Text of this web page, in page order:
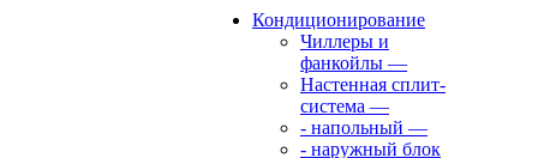
Кондиционирование
Чиллеры и
фанкойлы —
Настенная сплит-
система —
- напольный —
- наружный блок